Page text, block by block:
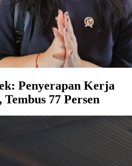
Penyerapan Kerja
77 Persen